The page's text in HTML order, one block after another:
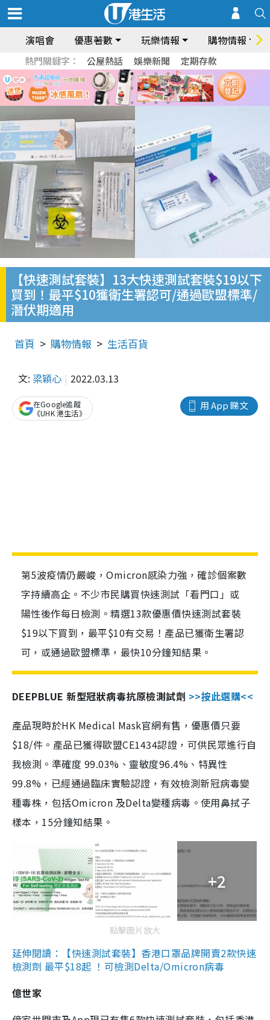
演唱會 優惠著數 玩樂情報 購物情報
熱門關鍵字： 公屋熱話 娛樂新聞 定期存款
【快速測試套裝】13大快速測試套裝$19以下
買到！最平$10獲衛生署認可/通過歐盟標準/
潛伏期適用
首頁 購物情報 生活百貨
文: 梁穎心 2022.03.13
用 App 睇文
在Google追蹤
《UHK 港生活》
第5波疫情仍嚴峻，Omicron感染力強，確診個案數
字持續高企。不少市民購買快速測試「看門口」或
陽性後作每日檢測。精選13款優惠價快速測試套裝
$19以下買到，最平$10有交易！產品已獲衛生署認
可，或通過歐盟標準，最快10分鐘知結果。
DEEPBLUE 新型冠狀病毒抗原檢測試劑 >>按此選購<<
產品現時於HK Medical Mask官網有售，優惠價只要
$18/件。產品已獲得歐盟CE1434認證，可供民眾進行自
我檢測。準確度 99.03%、靈敏度96.4%、特異性
99.8%，已經通過臨床實驗認證，有效檢測新冠病毒變
種毒株，包括Omicron 及Delta變種病毒。使用鼻拭子
樣本，15分鐘知結果。
+2
點擊圖片放大
延伸閱讀：【快速測試套裝】香港口罩品牌開賣2款快速
檢測劑 最平$18起 ！可檢測Delta/Omicron病毒
億世家